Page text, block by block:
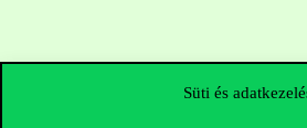
Süti és